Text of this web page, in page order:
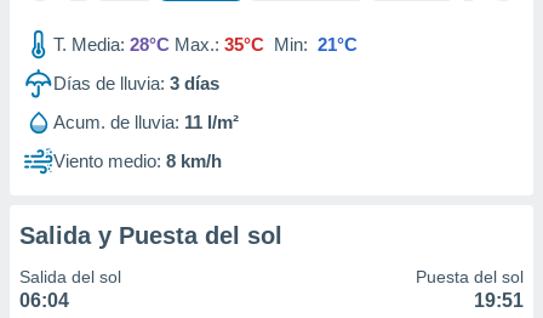
T. Media: 28°C Max.: 35°C Min: 21°C
Días de lluvia: 3 días
Acum. de lluvia: 11 l/m²
Viento medio: 8 km/h
Salida y Puesta del sol
Salida del sol
06:04
Puesta del sol
19:51